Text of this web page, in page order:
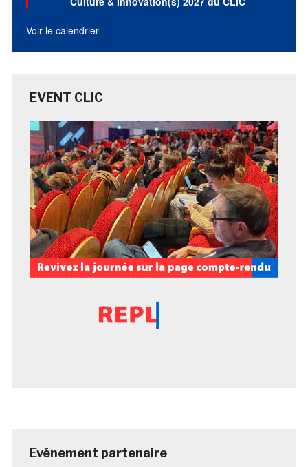
Voir le calendrier
EVENT CLIC
Evénement partenaire